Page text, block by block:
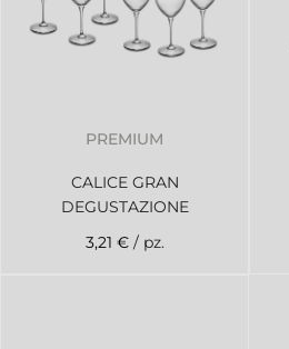
PREMIUM
CALICE GRAN
DEGUSTAZIONE
3,21 € / pz.